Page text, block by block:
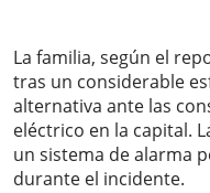
La familia, según el
tras un considerable
alternativa ante las
eléctrico en la capital.
un sistema de alarma
durante el incidente.